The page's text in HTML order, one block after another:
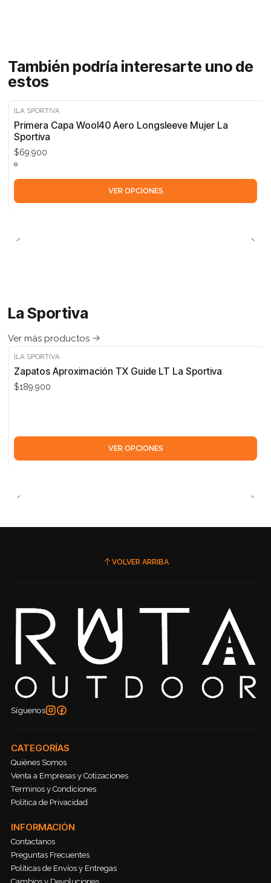
También podría interesarte uno de
estos
LA SPORTIVA
Primera Capa Wool40 Aero Longsleeve Mujer La
Sportiva
$69.900
VER OPCIONES
La Sportiva
Ver más productos
|LA SPORTIVA
Zapatos Aproximación TX Guide LT La Sportiva
$189.900
VER OPCIONES
VOLVER ARRIBA
Síguenos
CATEGORÍAS
Quiénes Somos
Venta a Empresas y Cotizaciones
Terminos y Condiciones
Política de Privacidad
INFORMACIÓN
Contactanos
Preguntas Frecuentes
Políticas de Envíos y Entregas